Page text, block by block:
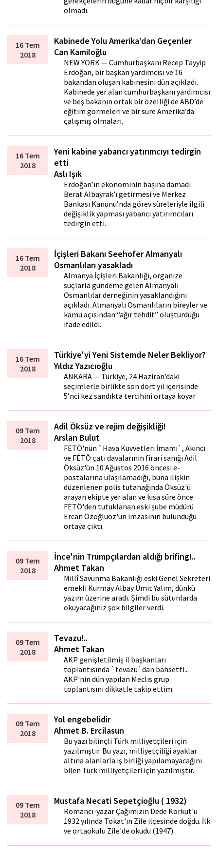
olmadı.
16 Tem
2018
Kabinede Yolu Amerika’dan Geçenler
Can Kamiloğlu
NEW YORK — Cumhurbaşkanı Recep Tayyip
Erdoğan, bir başkan yardımcısı ve 16
bakandan oluşan kabinesini dün açıkladı.
Kabinede yer alan cumhurbaşkanı yardımcısı
ve beş bakanın ortak bir özelliği de ABD’de
eğitim görmeleri ve bir süre Amerika’da
çalışmış olmaları.
16 Tem
2018
Yeni kabine yabancı yatırımcıyı tedirgin
etti
Aslı Işık
Erdoğan’ın ekonominin başına damadı
Berat Albayrak’ı getirmesi ve Merkez
Bankası Kanunu’nda görev süreleriyle ilgili
değişiklik yapması yabancı yatırımcıları
tedirgin etti.
16 Tem
2018
İçişleri Bakanı Seehofer Almanyalı
Osmanlıları yasakladı
Almanya İçişleri Bakanlığı, organize
suçlarla gündeme gelen Almanyalı
Osmanlılar derneğinin yasaklandığını
açıkladı. Almanyalı Osmanlıların bireyler ve
kamu açısından “ağır tehdit” oluşturduğu
ifade edildi.
16 Tem
2018
Türkiye'yi Yeni Sistemde Neler Bekliyor?
Yıldız Yazıcıoğlu
ANKARA — Türkiye, 24 Haziran’daki
seçimlerle birlikte son dört yıl içerisinde
5’nci kez sandıkta tercihini ortaya koyar
09 Tem
2018
Adil Öksüz ve rejim değişikliği!
Arslan Bulut
FETÖ'nün `Hava Kuvvetleri İmamı`, Akıncı
ve FETÖ çatı davalarının firari sanığı Adil
Öksüz'ün 10 Ağustos 2016 öncesi e-
postalarına ulaşılamadığı, buna ilişkin
düzenlenen polis tutanağında Öksüz'ü
arayan ekipte yer alan ve kısa süre önce
FETÖ'den tutuklanan eski şube müdürü
Ercan Özoğluöz'ün imzasının bulunduğu
ortaya çıktı.
09 Tem
2018
İnce'nin Trumpçılardan aldığı brifing!..
Ahmet Takan
Millî Savunma Bakanlığı eski Genel Sekreteri
emekli Kurmay Albay Ümit Yalım, dünkü
yazım üzerine aradı. Şimdi bu sütunlarda
okuyacağınız şok bilgiler verdi.
09 Tem
2018
Tevazu!..
Ahmet Takan
AKP genişletilmiş il başkanları
toplantısında `tevazu`dan bahsetti...
AKP'nin dün yapılan Meclis grup
toplantısını dikkatle takip ettim.
09 Tem
2018
Yol engebelidir
Ahmet B. Ercilasun
Bu yazı bilinçli Türk milliyetçileri için
yazılmıştır. Bu yazı, milliyetçiliği ayaklar
altına alanlarla iş birliği yapılamayacağını
bilen Türk milliyetçileri için yazılmıştır.
09 Tem
2018
Mustafa Necati Sepetçioğlu ( 1932)
Romancı-yazar Çağımızın Dede Korkut'u
1932 yılında Tokat'ın Zile ilçesinde doğdu. İlk
ve ortaokulu Zile'de okudu (1947).